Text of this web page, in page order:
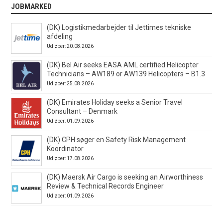
JOBMARKED
(DK) Logistikmedarbejder til Jettimes tekniske
afdeling
Udløber: 20.08.2026
(DK) Bel Air seeks EASA AML certified Helicopter
Technicians – AW189 or AW139 Helicopters – B1.3
Udløber: 25.08.2026
(DK) Emirates Holiday seeks a Senior Travel
Consultant – Denmark
Udløber: 01.09.2026
(DK) CPH søger en Safety Risk Management
Koordinator
Udløber: 17.08.2026
(DK) Maersk Air Cargo is seeking an Airworthiness
Review & Technical Records Engineer
Udløber: 01.09.2026